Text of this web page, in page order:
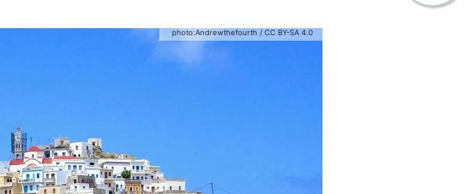
photo:Andrewthefourth / CC BY-SA 4.0